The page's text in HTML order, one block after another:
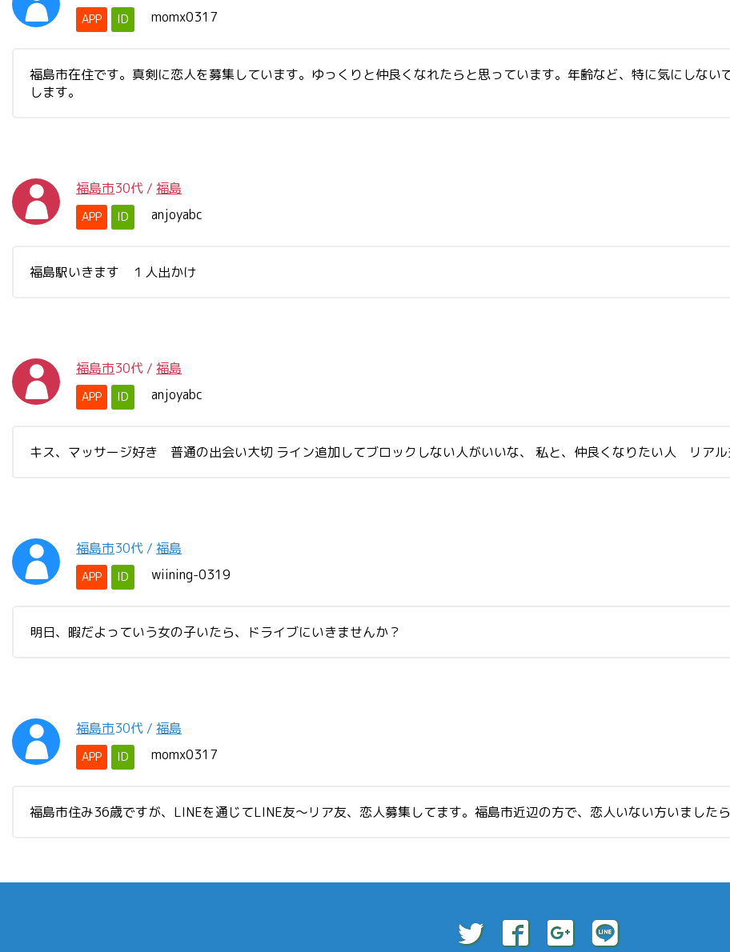
APP ID momx0317
福島市在住です。真剣に恋人を募集しています。ゆっくりと仲良くなれたらと思っています。年齢など、特に気にしな
します。
福島市30代 / 福島
APP ID anjoyabc
福島駅いきます １人出かけ
福島市30代 / 福島
APP ID anjoyabc
キス、マッサージ好き 普通の出会い大切 ライン追加してブロックしない人がいいな、 私と、仲良くなりたい人 リアル
福島市30代 / 福島
APP ID wiining-0319
明日、暇だよっていう女の子いたら、ドライブにいきませんか？
福島市30代 / 福島
APP ID momx0317
福島市住み36歳ですが、LINEを通じてLINE友〜リア友、恋人募集してます。福島市近辺の方で、恋人いない方いました